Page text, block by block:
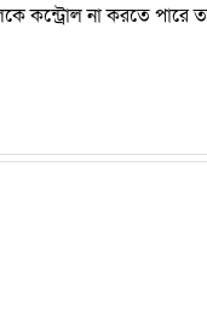
কন্ট্রোল না করতে